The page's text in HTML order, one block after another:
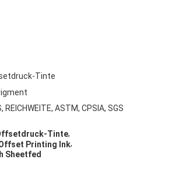
Tinte
REICHWEITE, ASTM, CPSIA, SGS
Tinte,
Printing Ink,
Sheetfed